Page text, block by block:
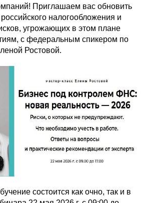
Приглашаем вас обновить
налогообложения и
угрожающих в этом плане
с федеральным спикером по
Ростовой.
состоится как очно, так и в